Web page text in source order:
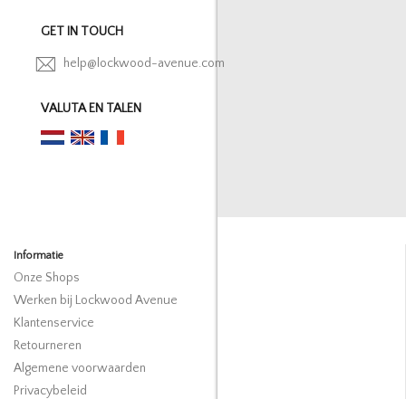
GET IN TOUCH
help@lockwood-avenue.com
VALUTA EN TALEN
Informatie
Onze Shops
Werken bij Lockwood Avenue
Klantenservice
Retourneren
Algemene voorwaarden
Privacybeleid